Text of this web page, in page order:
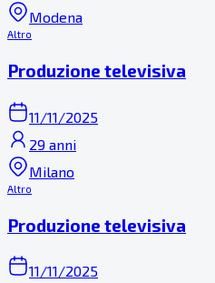
Modena
Altro
Produzione televisiva
11/11/2025
29 anni
Milano
Altro
Produzione televisiva
11/11/2025